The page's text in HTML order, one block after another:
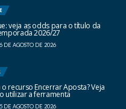
veja as odds para o título da
2026/27
6 DE AGOSTO DE 2026
recurso Encerrar Aposta? Veja
utilizar a ferramenta
5 DE AGOSTO DE 2026